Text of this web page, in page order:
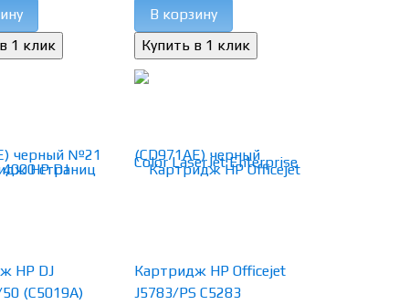
В корзину
HP DJ
(C5019A)
Картридж HP Officejet
J5783/PS C5283